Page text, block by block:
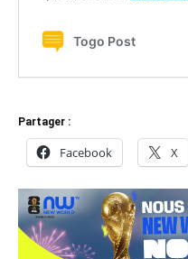
Partager :
Facebook X